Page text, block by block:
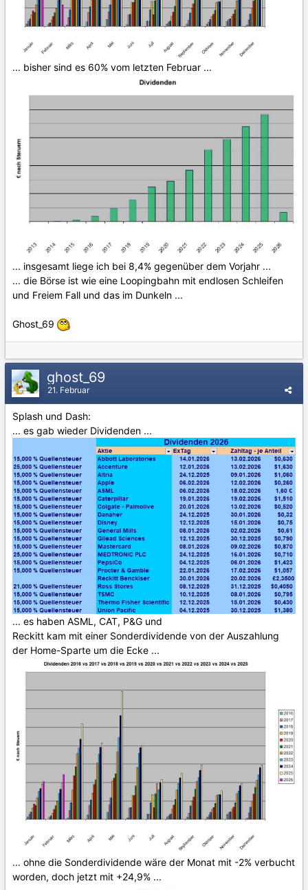
... bisher sind es 60% vom letzten Februar ...
... insgesamt liege ich bei 8,4% gegenüber dem Vorjahr ...
... die Börse ist wie eine Loopingbahn mit endlosen Schleifen
und Freiem Fall und das im Dunkeln ...
Ghost_69
ghost_69
21. Februar
Splash und Dash:
... es gab wieder Dividenden ...
... es haben ASML, CAT, P&G und
Reckitt kam mit einer Sonderdividende von der Auszahlung
der Home-Sparte um die Ecke ...
... ohne die Sonderdividende wäre der Monat mit -2% verbucht
worden, doch jetzt mit +24,9% ...